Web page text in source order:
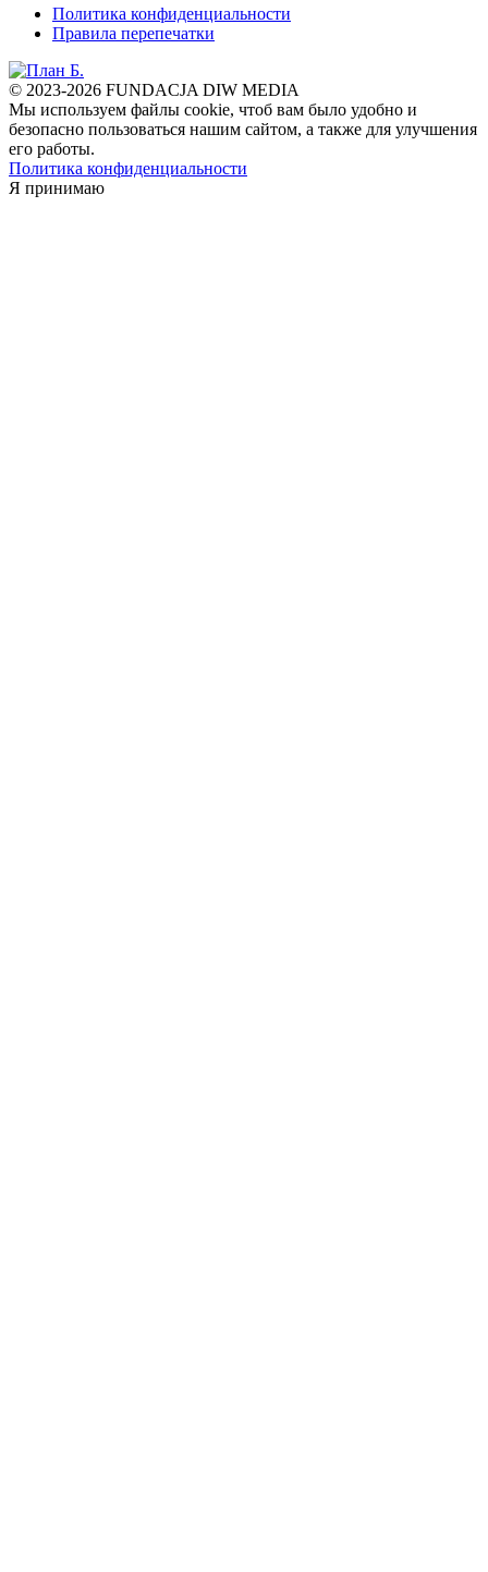
Политика конфиденциальности
Правила перепечатки
© 2023-2026 FUNDACJA DIW MEDIA
Мы используем файлы cookie, чтоб вам было удобно и
безопасно пользоваться нашим сайтом, а также для улучшения
его работы.
Политика конфиденциальности
Я принимаю